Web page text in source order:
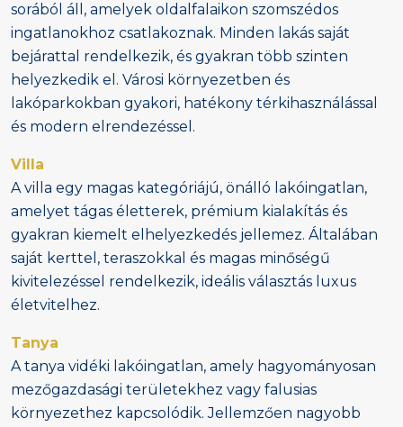
sorából áll, amelyek oldalfalaikon szomszédos
ingatlanokhoz csatlakoznak. Minden lakás saját
bejárattal rendelkezik, és gyakran több szinten
helyezkedik el. Városi környezetben és
lakóparkokban gyakori, hatékony térkihasználással
és modern elrendezéssel.
Villa
A villa egy magas kategóriájú, önálló lakóingatlan,
amelyet tágas életterek, prémium kialakítás és
gyakran kiemelt elhelyezkedés jellemez. Általában
saját kerttel, teraszokkal és magas minőségű
kivitelezéssel rendelkezik, ideális választás luxus
életvitelhez.
Tanya
A tanya vidéki lakóingatlan, amely hagyományosan
mezőgazdasági területekhez vagy falusias
környezethez kapcsolódik. Jellemzően nagyobb